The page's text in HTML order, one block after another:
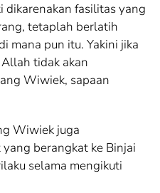
dikarenakan fasilitas yang
tetaplah berlatih
mana pun itu. Yakini jika
tidak akan
Wiwiek, sapaan
Wiwiek juga
berangkat ke Binjai
selama mengikuti